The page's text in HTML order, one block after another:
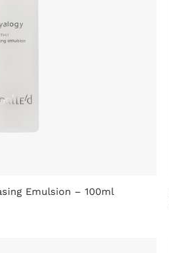
Emulsion – 100ml